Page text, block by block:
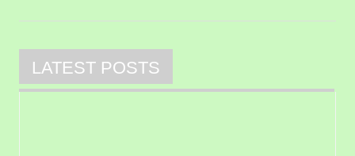
LATEST POSTS